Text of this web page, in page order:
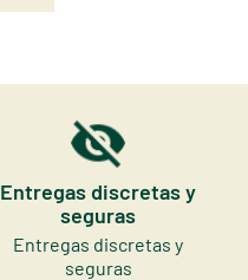
Entregas discretas y
seguras
Entregas discretas y
seguras